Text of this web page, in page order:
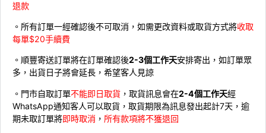
退款
。所有訂單一經確認後不可取消，如需更改資料或取貨方式將收取
每單$20手續費
。順豐寄送訂單將在訂單確認後2-3個工作天安排寄出，如訂單眾
多，出貨日子將會延長，希望客人見諒
。門市自取訂單不能即日取貨 ，取貨訊息會在2-4個工作天經
WhatsApp通知客人可以取貨，取貨期限為訊息發出起計7天，逾
期未取訂單將即時取消 ， 所有款項將不獲退回